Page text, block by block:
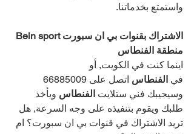
واستمتع بخدماتنا.
منطقة الفنطاس
اينما كنت في الكويت, أو
في الفنطاس اتصل على 66885009
وسيجيبك فني ستلايت الفنطاس ويأخذ
طلبك ويقوم بتنفيذه على وجه السرعة, هل
تريد الاشتراك في قنوات بي ان سبورت؟ ام